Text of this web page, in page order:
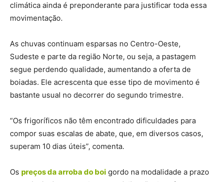
climática ainda é preponderante para justificar toda essa
movimentação.
As chuvas continuam esparsas no Centro-Oeste,
Sudeste e parte da região Norte, ou seja, a pastagem
segue perdendo qualidade, aumentando a oferta de
boiadas. Ele acrescenta que esse tipo de movimento é
bastante usual no decorrer do segundo trimestre.
“Os frigoríficos não têm encontrado dificuldades para
compor suas escalas de abate, que, em diversos casos,
superam 10 dias úteis”, comenta.
Os preços da arroba do boi gordo na modalidade a prazo